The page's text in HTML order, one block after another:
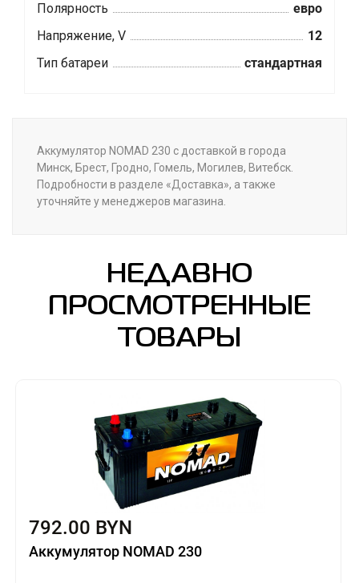
Полярность
евро
Напряжение, V
12
Тип батареи
стандартная
Аккумулятор NOMAD 230 с доставкой в города
Минск, Брест, Гродно, Гомель, Могилев, Витебск.
Подробности в разделе «Доставка», а также
уточняйте у менеджеров магазина.
НЕДАВНО
ПРОСМОТРЕННЫЕ
ТОВАРЫ
792.00 BYN
Аккумулятор NOMAD 230